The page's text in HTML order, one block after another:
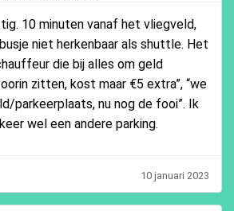
10 minuten vanaf het vliegveld,
niet herkenbaar als shuttle. Het
die bij alles om geld
zitten, kost maar €5 extra”, “we
parkeerplaats, nu nog de fooi”. Ik
wel een andere parking.
10 januari 2023